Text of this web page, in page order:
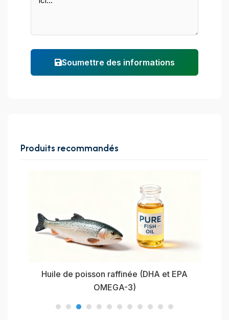
Soumettre des informations
Produits recommandés
Huile de poisson raffinée (DHA et EPA
OMEGA-3)